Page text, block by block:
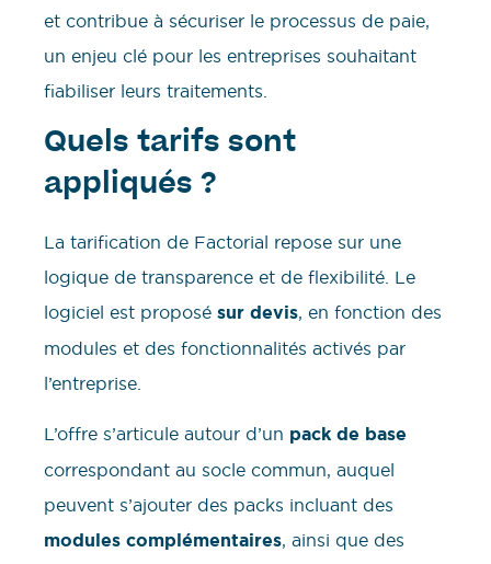
et contribue à sécuriser le processus de paie,
un enjeu clé pour les entreprises souhaitant
fiabiliser leurs traitements.
Quels tarifs sont
appliqués ?
La tarification de Factorial repose sur une
logique de transparence et de flexibilité. Le
logiciel est proposé sur devis, en fonction des
modules et des fonctionnalités activés par
l’entreprise.
L’offre s’articule autour d’un pack de base
correspondant au socle commun, auquel
peuvent s’ajouter des packs incluant des
modules complémentaires, ainsi que des